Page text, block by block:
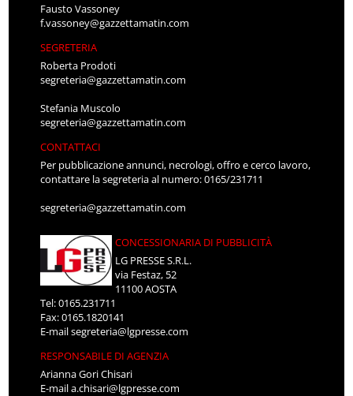
Fausto Vassoney
f.vassoney@gazzettamatin.com
SEGRETERIA
Roberta Prodoti
segreteria@gazzettamatin.com
Stefania Muscolo
segreteria@gazzettamatin.com
CONTATTACI
Per pubblicazione annunci, necrologi, offro e cerco lavoro,
contattare la segreteria al numero: 0165/231711
segreteria@gazzettamatin.com
CONCESSIONARIA DI PUBBLICITÀ
LG PRESSE S.R.L.
via Festaz, 52
11100 AOSTA
Tel: 0165.231711
Fax: 0165.1820141
E-mailsegreteria@lgpresse.com
RESPONSABILE DI AGENZIA
Arianna Gori Chisari
E-maila.chisari@lgpresse.com